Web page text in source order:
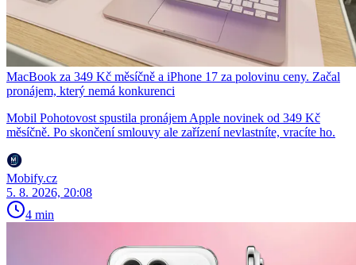
MacBook za 349 Kč měsíčně a iPhone 17 za polovinu ceny. Začal
pronájem, který nemá konkurenci
Mobil Pohotovost spustila pronájem Apple novinek od 349 Kč
měsíčně. Po skončení smlouvy ale zařízení nevlastníte, vracíte ho.
Mobify.cz
5. 8. 2026, 20:08
4 min